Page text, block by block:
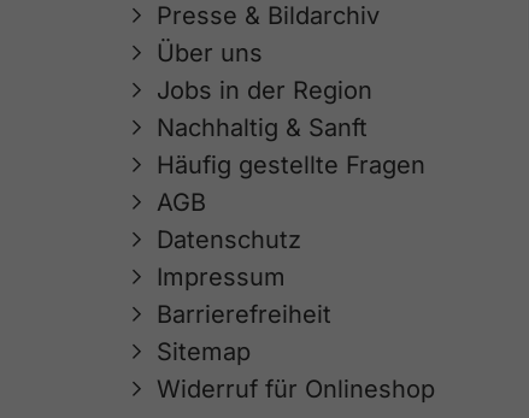
Presse & Bildarchiv
Über uns
Jobs in der Region
Nachhaltig & Sanft
Häufig gestellte Fragen
AGB
Datenschutz
Impressum
Barrierefreiheit
Sitemap
Widerruf für Onlineshop